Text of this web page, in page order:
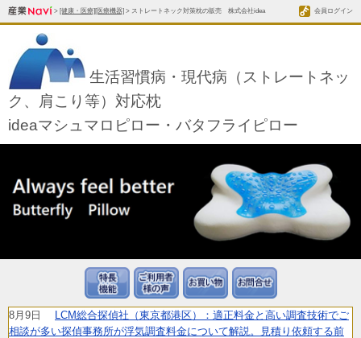
会員ログイン
> [健康・医療][医療機器] > ストレートネック対策枕の販売 株式会社idea
生活習慣病・現代病（ストレートネッ
ク、肩こり等）対応枕
ideaマシュマロピロー・バタフライピロー
8月9日
LCM総合探偵社（東京都港区）：適正料金と高い調査技術でご
相談が多い探偵事務所が浮気調査料金について解説。見積り依頼する前